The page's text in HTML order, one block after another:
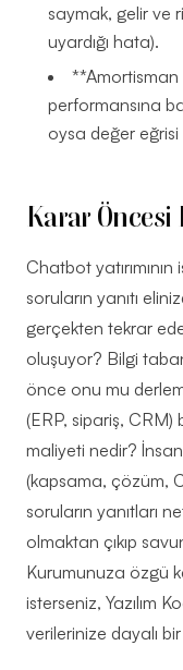
saymak, gelir ve
uyardığı hata).
**Amortisman
performansına
oysa değer
Karar
Chatbot
soruların yanıtı
gerçekten tekrar
oluşuyor? Bilgi
önce onu mu
(ERP, sipariş,
maliyeti nedir?
(kapsama, çözüm,
soruların yanıtları
olmaktan çıkıp
Kurumunuza özgü
isterseniz, Yazılım
verilerinize dayalı